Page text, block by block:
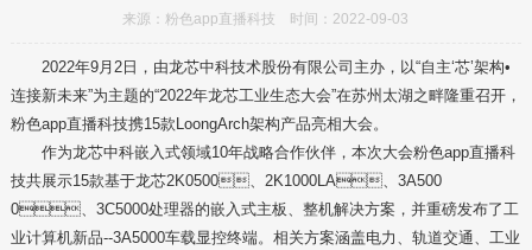
来源：粉色app直播科技 时间：2022-09-03
2022年9月2日，由龙芯中科技术股份有限公司主办，以“自主‘芯’架构•
连接新未来”为主题的“2022年龙芯工业生态大会”在苏州太湖之畔隆重召开，
粉色app直播科技携15款LoongArch架构产品亮相大会。
作为龙芯中科嵌入式领域10年战略合作伙伴，本次大会粉色app直播科
技共展示15款基于龙芯2K0500、2K1000LA、3A500
0、3C5000处理器的嵌入式主板、整机解决方案，并重磅发布了工
业计算机新品--3A5000车载显控终端。相关方案涵盖电力、轨道交通、工业